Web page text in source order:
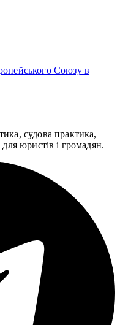
Союзу в
судова практика,
юристів і громадян.